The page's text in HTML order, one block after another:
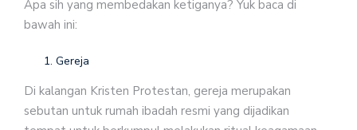
Apa sih yang membedakan ketiganya? Yuk baca di
bawah ini:
Gereja
Di kalangan Kristen Protestan, gereja merupakan
sebutan untuk rumah ibadah resmi yang dijadikan